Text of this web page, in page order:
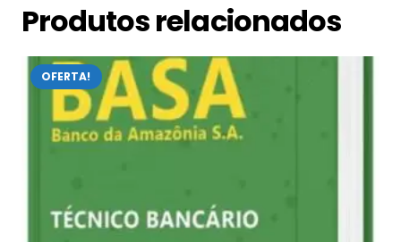
Produtos relacionados
OFERTA!